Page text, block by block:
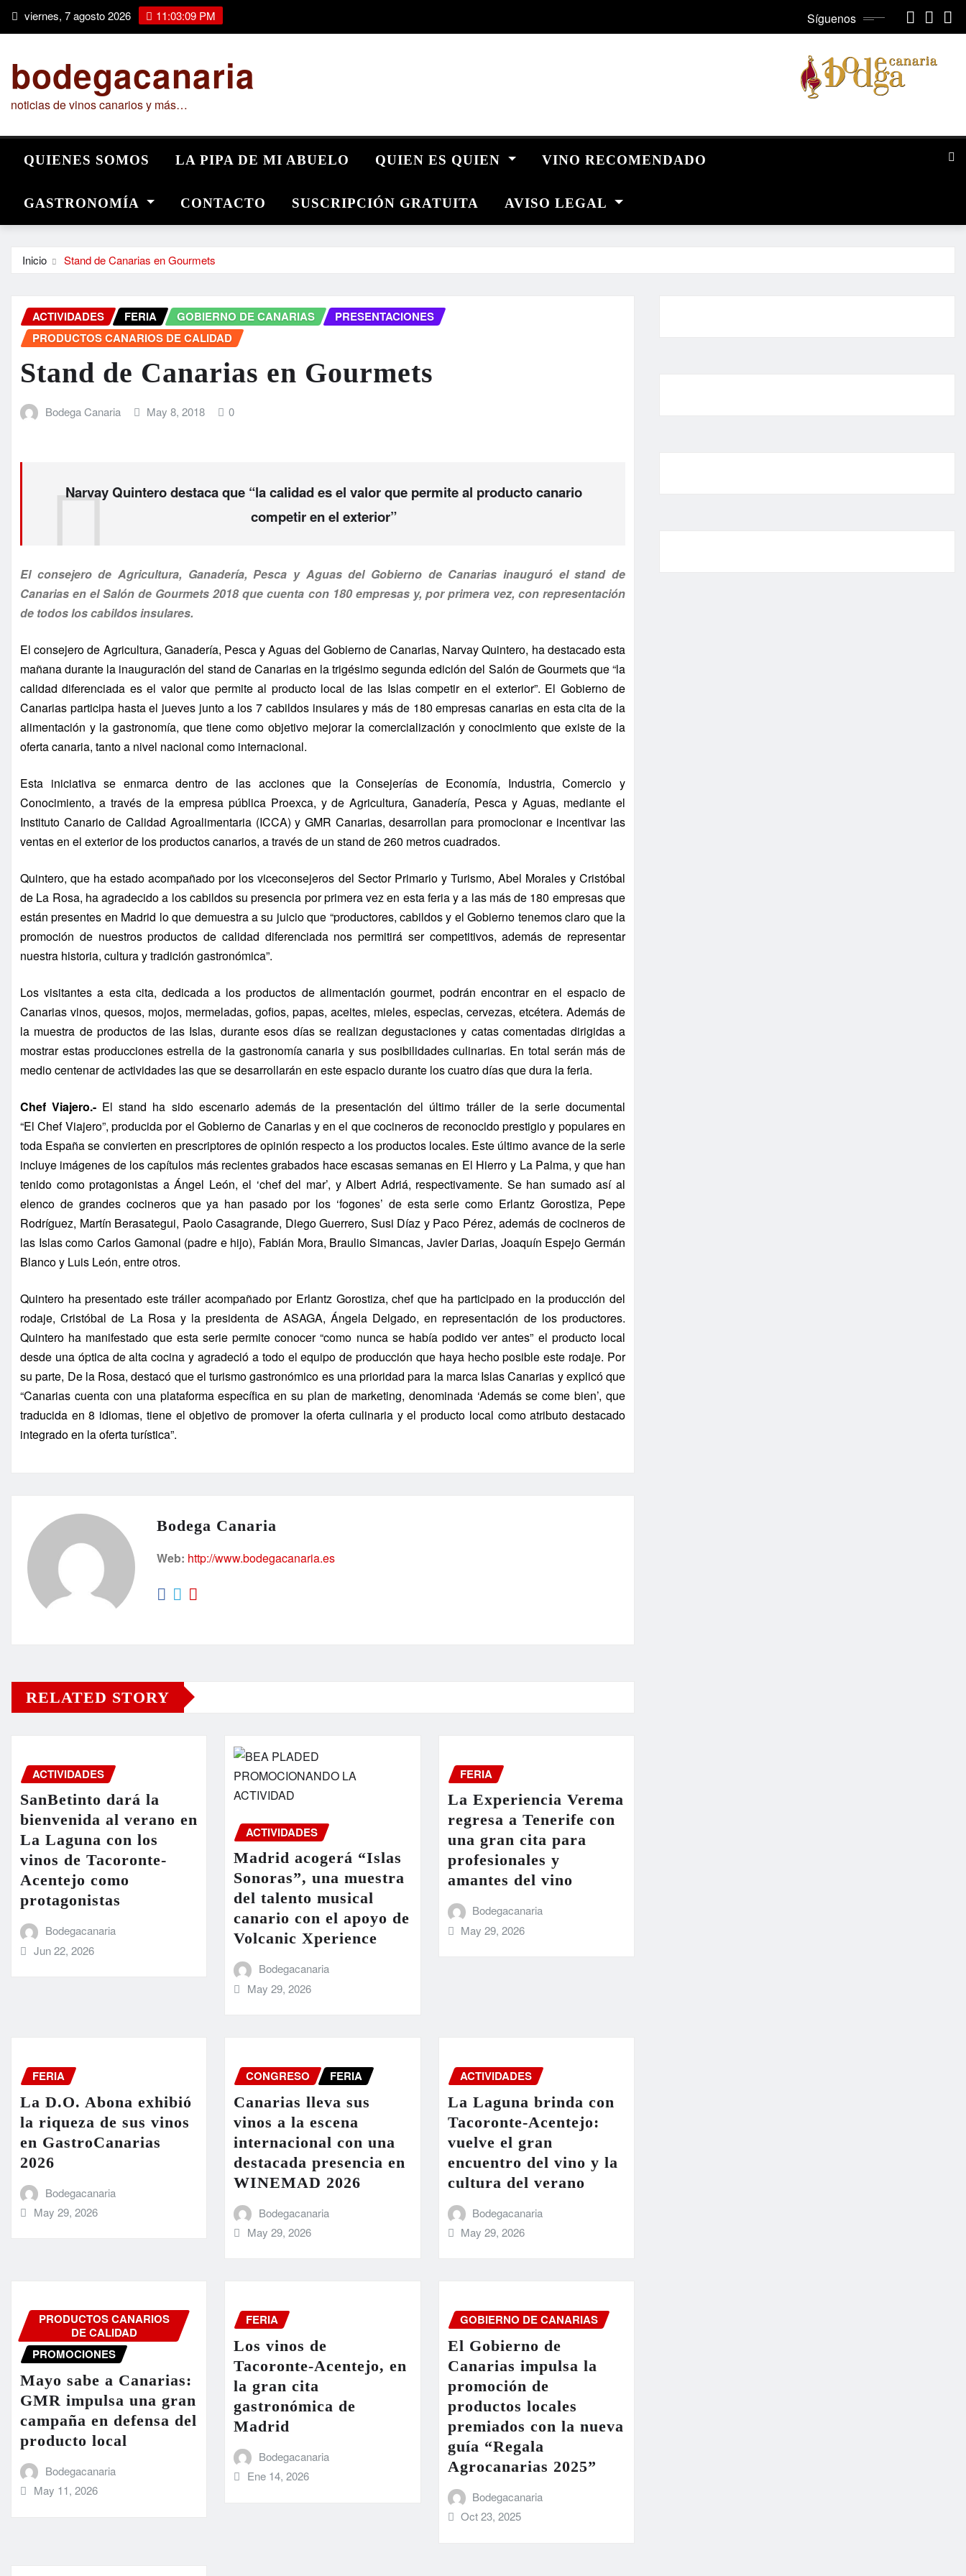
Saltar viernes, 7 agosto 2026 11:03:10 PM Síguenos
bodegacanaria
noticias de vinos canarios y más…
QUIENES SOMOS LA PIPA DE MI ABUELO QUIEN ES QUIEN VINO RECOMENDADO
GASTRONOMÍA CONTACTO SUSCRIPCIÓN GRATUITA AVISO LEGAL
Inicio Stand de Canarias en Gourmets
ACTIVIDADES FERIA GOBIERNO DE CANARIAS
PRESENTACIONES
PRODUCTOS CANARIOS DE CALIDAD
Stand de Canarias en Gourmets
Bodega Canaria May 8, 2018 0
Narvay Quintero destaca que “la calidad es el valor que permite al producto canario
competir en el exterior”
El consejero de Agricultura, Ganadería, Pesca y Aguas del Gobierno de Canarias inauguró el stand de
Canarias en el Salón de Gourmets 2018 que cuenta con 180 empresas y, por primera vez, con representación
de todos los cabildos insulares.
El consejero de Agricultura, Ganadería, Pesca y Aguas del Gobierno de Canarias, Narvay Quintero, ha destacado esta
mañana durante la inauguración del stand de Canarias en la trigésimo segunda edición del Salón de Gourmets que “la
calidad diferenciada es el valor que permite al producto local de las Islas competir en el exterior”. El Gobierno de
Canarias participa hasta el jueves junto a los 7 cabildos insulares y más de 180 empresas canarias en esta cita de la
alimentación y la gastronomía, que tiene como objetivo mejorar la comercialización y conocimiento que existe de la
oferta canaria, tanto a nivel nacional como internacional.
Esta iniciativa se enmarca dentro de las acciones que la Consejerías de Economía, Industria, Comercio y
Conocimiento, a través de la empresa pública Proexca, y de Agricultura, Ganadería, Pesca y Aguas, mediante el
Instituto Canario de Calidad Agroalimentaria (ICCA) y GMR Canarias, desarrollan para promocionar e incentivar las
ventas en el exterior de los productos canarios, a través de un stand de 260 metros cuadrados.
Quintero, que ha estado acompañado por los viceconsejeros del Sector Primario y Turismo, Abel Morales y Cristóbal
de La Rosa, ha agradecido a los cabildos su presencia por primera vez en esta feria y a las más de 180 empresas que
están presentes en Madrid lo que demuestra a su juicio que “productores, cabildos y el Gobierno tenemos claro que la
promoción de nuestros productos de calidad diferenciada nos permitirá ser competitivos, además de representar
nuestra historia, cultura y tradición gastronómica”.
Los visitantes a esta cita, dedicada a los productos de alimentación gourmet, podrán encontrar en el espacio de
Canarias vinos, quesos, mojos, mermeladas, gofios, papas, aceites, mieles, especias, cervezas, etcétera. Además de
la muestra de productos de las Islas, durante esos días se realizan degustaciones y catas comentadas dirigidas a
mostrar estas producciones estrella de la gastronomía canaria y sus posibilidades culinarias. En total serán más de
medio centenar de actividades las que se desarrollarán en este espacio durante los cuatro días que dura la feria.
Chef Viajero.- El stand ha sido escenario además de la presentación del último tráiler de la serie documental
“El Chef Viajero”, producida por el Gobierno de Canarias y en el que cocineros de reconocido prestigio y populares en
toda España se convierten en prescriptores de opinión respecto a los productos locales. Este último avance de la serie
incluye imágenes de los capítulos más recientes grabados hace escasas semanas en El Hierro y La Palma, y que han
tenido como protagonistas a Ángel León, el ‘chef del mar’, y Albert Adriá, respectivamente. Se han sumado así al
elenco de grandes cocineros que ya han pasado por los ‘fogones’ de esta serie como Erlantz Gorostiza, Pepe
Rodríguez, Martín Berasategui, Paolo Casagrande, Diego Guerrero, Susi Díaz y Paco Pérez, además de cocineros de
las Islas como Carlos Gamonal (padre e hijo), Fabián Mora, Braulio Simancas, Javier Darias, Joaquín Espejo Germán
Blanco y Luis León, entre otros.
Quintero ha presentado este tráiler acompañado por Erlantz Gorostiza, chef que ha participado en la producción del
rodaje, Cristóbal de La Rosa y la presidenta de ASAGA, Ángela Delgado, en representación de los productores.
Quintero ha manifestado que esta serie permite conocer “como nunca se había podido ver antes” el producto local
desde una óptica de alta cocina y agradeció a todo el equipo de producción que haya hecho posible este rodaje. Por
su parte, De la Rosa, destacó que el turismo gastronómico es una prioridad para la marca Islas Canarias y explicó que
“Canarias cuenta con una plataforma específica en su plan de marketing, denominada ‘Además se come bien’, que
traducida en 8 idiomas, tiene el objetivo de promover la oferta culinaria y el producto local como atributo destacado
integrado en la oferta turística”.
Bodega Canaria
Web: http://www.bodegacanaria.es
RELATED STORY
ACTIVIDADES
SanBetinto dará la
bienvenida al verano en
La Laguna con los
vinos de Tacoronte-
Acentejo como
protagonistas
Bodegacanaria
Jun 22, 2026
ACTIVIDADES
Madrid acogerá “Islas
Sonoras”, una muestra
del talento musical
canario con el apoyo de
Volcanic Xperience
Bodegacanaria
May 29, 2026
FERIA
La Experiencia Verema
regresa a Tenerife con
una gran cita para
profesionales y
amantes del vino
Bodegacanaria
May 29, 2026
FERIA
La D.O. Abona exhibió
la riqueza de sus vinos
en GastroCanarias
2026
Bodegacanaria
May 29, 2026
CONGRESO FERIA
Canarias lleva sus
vinos a la escena
internacional con una
destacada presencia en
WINEMAD 2026
Bodegacanaria
May 29, 2026
ACTIVIDADES
La Laguna brinda con
Tacoronte-Acentejo:
vuelve el gran
encuentro del vino y la
cultura del verano
Bodegacanaria
May 29, 2026
PRODUCTOS CANARIOS
DE CALIDAD
PROMOCIONES
Mayo sabe a Canarias:
GMR impulsa una gran
campaña en defensa del
producto local
Bodegacanaria
May 11, 2026
FERIA
Los vinos de
Tacoronte-Acentejo, en
la gran cita
gastronómica de
Madrid
Bodegacanaria
Ene 14, 2026
GOBIERNO DE CANARIAS
El Gobierno de
Canarias impulsa la
promoción de
productos locales
premiados con la nueva
guía “Regala
Agrocanarias 2025”
Bodegacanaria
Oct 23, 2025